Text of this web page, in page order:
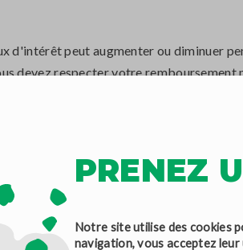
d'intérêt peut augmenter ou diminuer
devez respecter votre remboursement
changer de prêt plus tard, si vous
montant de remboursement minimum
permettre d'emprunter, comparez les
Les sites de comparaison peuvent
PRENEZ
Notre site utilise des cookies
navigation, vous acceptez